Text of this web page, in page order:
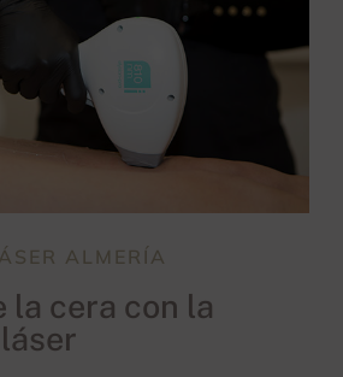
ALMERÍA
la cera con la